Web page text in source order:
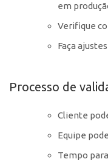
em
Verifique
Faça
Processo de
Cliente
Equipe
Tempo